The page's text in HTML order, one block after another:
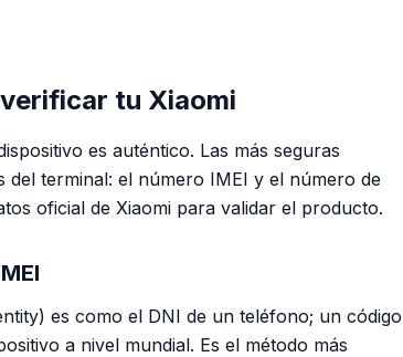
tu Xiaomi
es auténtico. Las más seguras
del terminal: el número IMEI y el número de
oficial de Xiaomi para validar el producto.
es como el DNI de un teléfono; un código
a nivel mundial. Es el método más